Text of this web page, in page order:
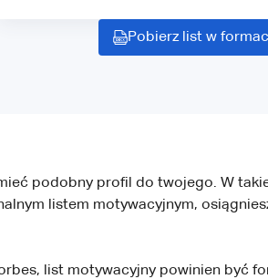
Pobierz list w
podobny profil do twojego. W
listem motywacyjnym,
list motywacyjny powinien być